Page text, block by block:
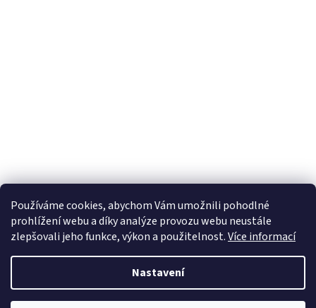
Používáme cookies, abychom Vám umožnili pohodlné
prohlížení webu a díky analýze provozu webu neustále
zlepšovali jeho funkce, výkon a použitelnost.Více informací
Nastavení